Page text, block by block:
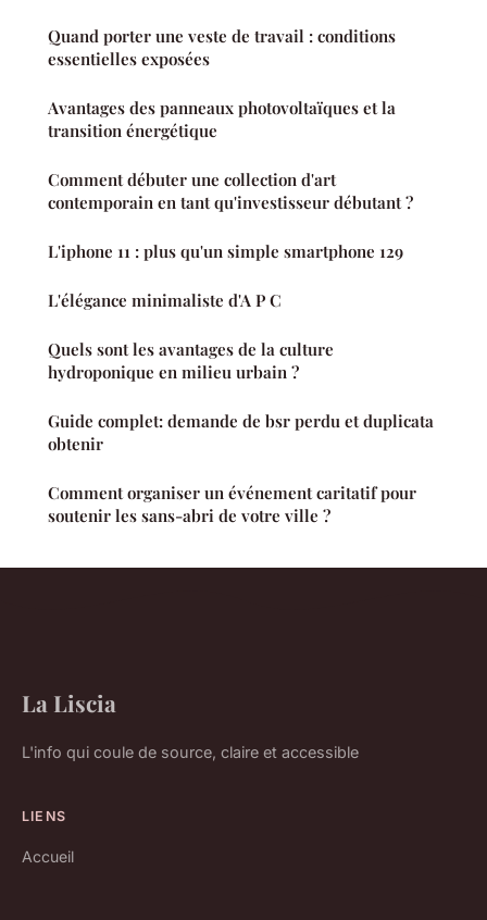
Quand porter une veste de travail : conditions
essentielles exposées
Avantages des panneaux photovoltaïques et la
transition énergétique
Comment débuter une collection d'art
contemporain en tant qu'investisseur débutant ?
L'iphone 11 : plus qu'un simple smartphone 129
L'élégance minimaliste d'A P C
Quels sont les avantages de la culture
hydroponique en milieu urbain ?
Guide complet: demande de bsr perdu et duplicata
obtenir
Comment organiser un événement caritatif pour
soutenir les sans-abri de votre ville ?
La Liscia
L'info qui coule de source, claire et accessible
LIENS
Accueil